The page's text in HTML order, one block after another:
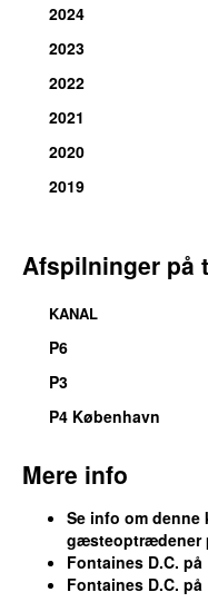
Liberty Belle
Skinty Fia
I Don’t Belong
20. Big
Nabokov
Black Boys on
Too Real
2024
2023
2022
2021
2020
2019
Afspilninger på
KANAL
P6
P3
P4 København
Mere info
Se info om
gæsteoptrædener
Fontaines D.C. på
Fontaines D.C.